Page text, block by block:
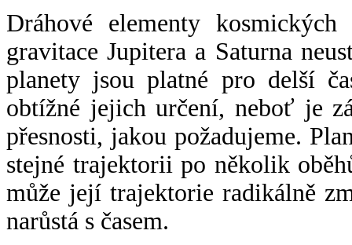
Dráhové elementy
gravitace Jupitera a Saturna
planety jsou platné pro delší
obtížné jejich určení, neboť je
přesnosti, jakou požadujeme.
stejné trajektorii po několik
může její trajektorie radikálně
narůstá s časem.